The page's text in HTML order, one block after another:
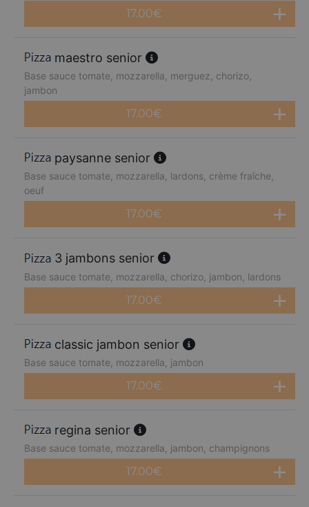
17.00€
maestro senior
Base sauce tomate, mozzarella, merguez, chorizo,
jambon
17.00€
paysanne senior
Base sauce tomate, mozzarella, lardons, crème fraîche,
oeuf
17.00€
3 jambons senior
Base sauce tomate, mozzarella, chorizo, jambon, lardons
17.00€
classic jambon senior
Base sauce tomate, mozzarella, jambon
17.00€
regina senior
Base sauce tomate, mozzarella, jambon, champignons
17.00€